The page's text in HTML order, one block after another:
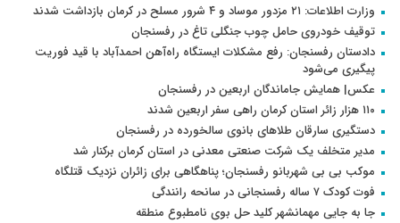
وزارت اطلاعات: ۲۱ مزدور موساد و ۴ شرور مسلح در کرمان بازداشت شدند
توقیف خودروی حامل چوب جنگلی تاغ در رفسنجان
دادستان رفسنجان: رفع مشکلات ایستگاه راه‌آهن احمدآباد با قید فوریت
پیگیری می‌شود
عکس| همایش جاماندگان اربعین در رفسنجان
۱۱۰ هزار زائر استان کرمان راهی سفر اربعین شدند
دستگیری سارقان طلاهای بانوی سالخورده در رفسنجان
مدیر متخلف یک شرکت صنعتی معدنی در استان کرمان برکنار شد
موکب بی بی شهربانو رفسنجان؛ پناهگاهی برای زائران نزدیک قتلگاه
فوت کودک ۷ ساله رفسنجانی در سانحه رانندگی
جا به جایی مهمانشهر کلید حل بوی نامطبوع منطقه